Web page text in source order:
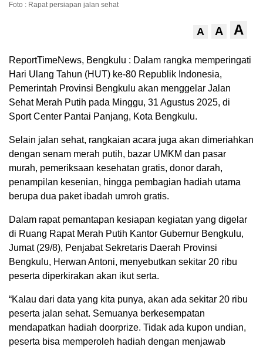
Foto : Rapat persiapan jalan sehat
A A A
ReportTimeNews, Bengkulu : Dalam rangka memperingati
Hari Ulang Tahun (HUT) ke-80 Republik Indonesia,
Pemerintah Provinsi Bengkulu akan menggelar Jalan
Sehat Merah Putih pada Minggu, 31 Agustus 2025, di
Sport Center Pantai Panjang, Kota Bengkulu.
Selain jalan sehat, rangkaian acara juga akan dimeriahkan
dengan senam merah putih, bazar UMKM dan pasar
murah, pemeriksaan kesehatan gratis, donor darah,
penampilan kesenian, hingga pembagian hadiah utama
berupa dua paket ibadah umroh gratis.
Dalam rapat pemantapan kesiapan kegiatan yang digelar
di Ruang Rapat Merah Putih Kantor Gubernur Bengkulu,
Jumat (29/8), Penjabat Sekretaris Daerah Provinsi
Bengkulu, Herwan Antoni, menyebutkan sekitar 20 ribu
peserta diperkirakan akan ikut serta.
“Kalau dari data yang kita punya, akan ada sekitar 20 ribu
peserta jalan sehat. Semuanya berkesempatan
mendapatkan hadiah doorprize. Tidak ada kupon undian,
peserta bisa memperoleh hadiah dengan menjawab